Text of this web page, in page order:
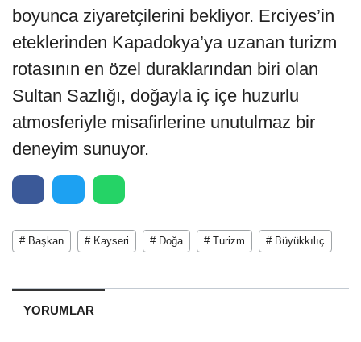
boyunca ziyaretçilerini bekliyor. Erciyes’in
eteklerinden Kapadokya’ya uzanan turizm
rotasının en özel duraklarından biri olan
Sultan Sazlığı, doğayla iç içe huzurlu
atmosferiyle misafirlerine unutulmaz bir
deneyim sunuyor.
# Başkan # Kayseri # Doğa # Turizm # Büyükkılıç
YORUMLAR